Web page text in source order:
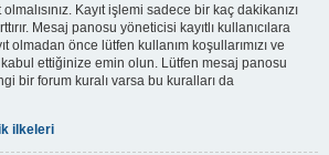
Kayıt işlemi sadece bir kaç dakikanızı
Mesaj panosu yöneticisi kayıtlı kullanıcılara
olmadan önce lütfen kullanım koşullarımızı ve
ettiğinize emin olun. Lütfen mesaj panosu
bir forum kuralı varsa bu kuralları da
ilkeleri